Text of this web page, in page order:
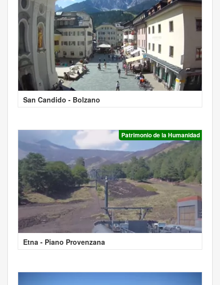
San Candido - Bolzano
Patrimonio de la Humanidad
Etna - Piano Provenzana